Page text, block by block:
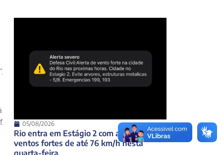
05/08/2026
Rio entra em Estágio 2 com alerta para
ventos fortes de até 76 km/h nesta
quarta-feira